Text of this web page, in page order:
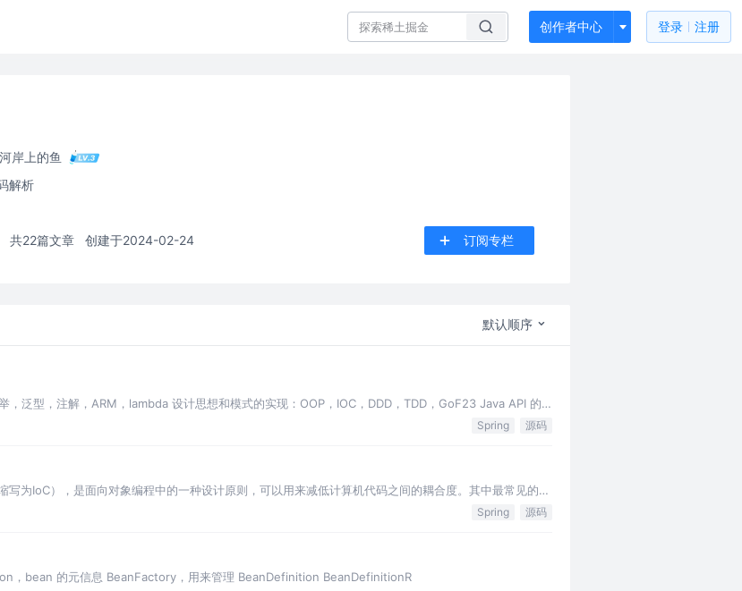
创作者中心 登录 注册
岸上的鱼
解析
共22篇文章 创建于2024-02-24 订阅专栏
默认顺序
泛型，注解，ARM，lambda 设计思想和模式的实现：OOP，IOC，DDD，TDD，GoF23 Java API 的
Spring 源码
为IoC），是面向对象编程中的一种设计原则，可以用来减低计算机代码之间的耦合度。其中最常见的方
Spring 源码
，bean 的元信息 BeanFactory，用来管理 BeanDefinition BeanDefinitionR